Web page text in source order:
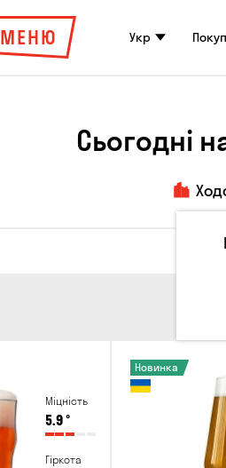
МЕНЮ Укр
Сьогодні
Міцність
5.9°
Гіркота
Новинка